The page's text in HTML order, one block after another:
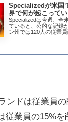
Specializedが米国
界で何が起こって
Specializedは今週、全
ていると、公的な記録
ン州では120人の従業
ンドは従業員の
従業員の15%を